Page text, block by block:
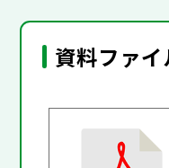
資料ファイ